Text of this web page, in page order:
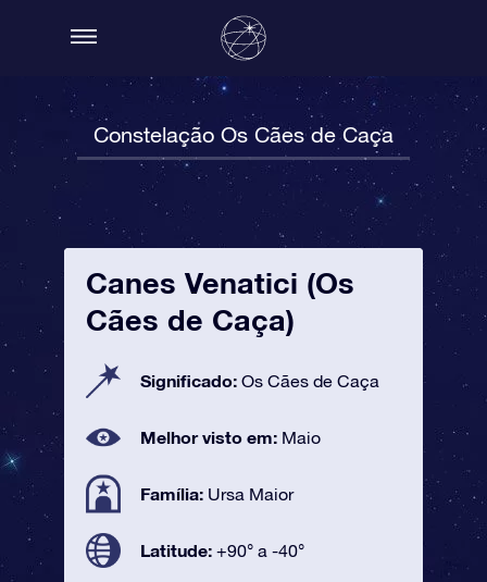
Constelação Os Cães de Caça
Canes Venatici (Os
Cães de Caça)
Significado: Os Cães de Caça
Melhor visto em: Maio
Família: Ursa Maior
Latitude: +90° a -40°